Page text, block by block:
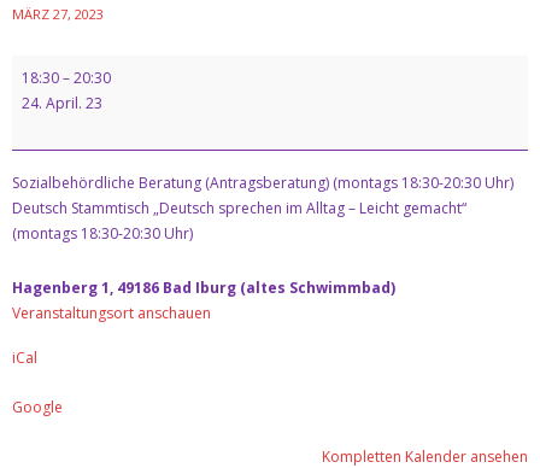
Engagement
Spenden
Kontakt
Datenschutz & Impresssum
MÄRZ 27, 2023
18:30–20:30
24. April. 23
Sozialbehördliche Beratung (Antragsberatung) (montags 18:30-20:30 Uhr)
Deutsch Stammtisch „Deutsch sprechen im Alltag – Leicht gemacht“
(montags 18:30-20:30 Uhr)
Hagenberg 1, 49186 Bad Iburg (altes Schwimmbad)
Veranstaltungsort anschauen
iCal
Google
Kompletten Kalender ansehen